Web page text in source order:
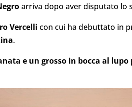
arriva dopo aver disputato lo
Vercelli con cui ha debuttato in
.
e un grosso in bocca al